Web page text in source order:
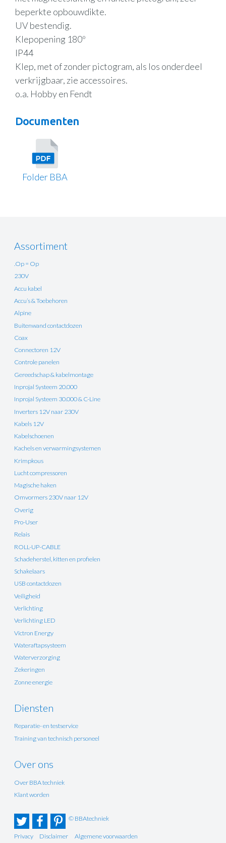
beperkte opbouwdikte.
UV bestendig.
Klepopening 180º
IP44
Klep, met of zonder pictogram, als los onderdeel
verkrijgbaar, zie accessoires.
o.a. Hobby en Fendt
Documenten
Folder BBA
Assortiment
.Op = Op
230V
Accu kabel
Accu’s & Toebehoren
Alpine
Buitenwand contactdozen
Coax
Connectoren 12V
Controle panelen
Gereedschap & kabelmontage
Inprojal Systeem 20.000
Inprojal Systeem 30.000 & C-Line
Inverters 12V naar 230V
Kabels 12V
Kabelschoenen
Kachels en verwarmingsystemen
Krimpkous
Lucht compressoren
Magische haken
Omvormers 230V naar 12V
Overig
Pro-User
Relais
ROLL-UP-CABLE
Schadeherstel, kitten en profielen
Schakelaars
USB contactdozen
Veiligheid
Verlichting
Verlichting LED
Victron Energy
Wateraftapsysteem
Waterverzorging
Zekeringen
Zonne energie
Diensten
Reparatie- en testservice
Training van technisch personeel
Over ons
Over BBA techniek
Klant worden
© BBAtechniek
Privacy Disclaimer Algemene voorwaarden